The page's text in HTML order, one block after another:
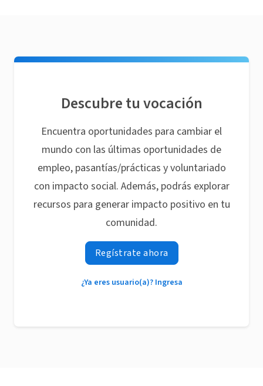
Descubre tu vocación
Encuentra oportunidades para cambiar el
mundo con las últimas oportunidades de
empleo, pasantías/prácticas y voluntariado
con impacto social. Además, podrás explorar
recursos para generar impacto positivo en tu
comunidad.
Regístrate ahora
¿Ya eres usuario(a)? Ingresa